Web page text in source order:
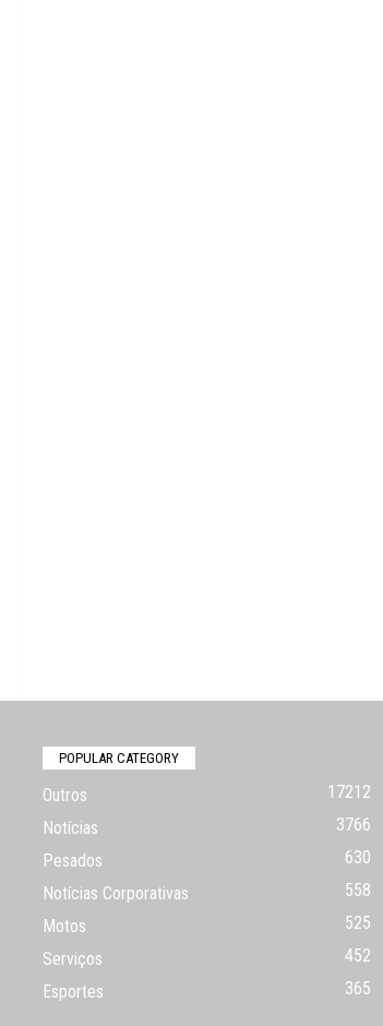
POPULAR CATEGORY
Outros
17212
Notícias
3766
Pesados
630
Notícias Corporativas
558
Motos
525
Serviços
452
Esportes
365